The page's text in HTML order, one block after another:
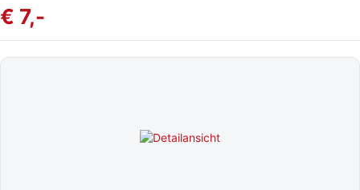
€ 7,-